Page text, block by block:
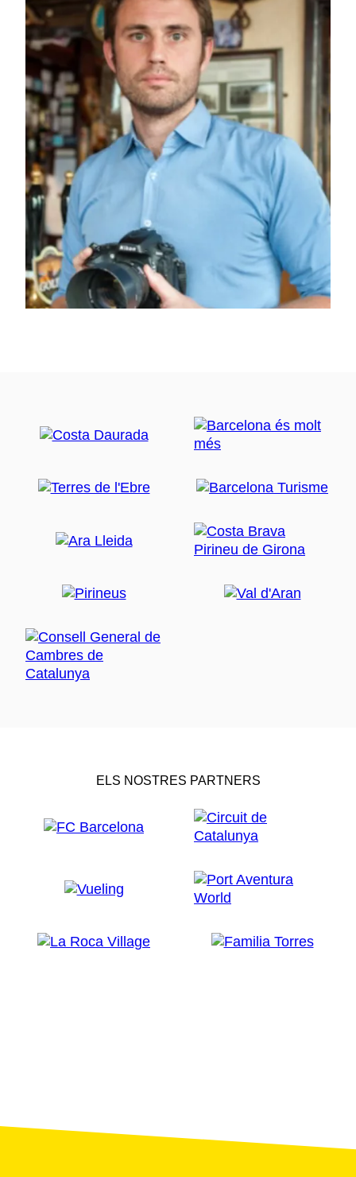
ELS NOSTRES PARTNERS